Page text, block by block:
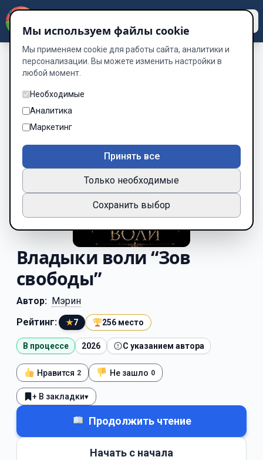
Владыки воли “Зов
свободы”
Автор: Мэрин
Рейтинг:
★7 256 место
В процессе 2026 С указанием автора
Нравится 2 Не зашло 0
+ В закладки▾
Продолжить чтение
Начать с начала
Мы используем файлы cookie
Мы применяем cookie для работы сайта, аналитики и
персонализации. Вы можете изменить настройки в
любой момент.
Необходимые
Аналитика
Маркетинг
Принять все
Только необходимые
Сохранить выбор